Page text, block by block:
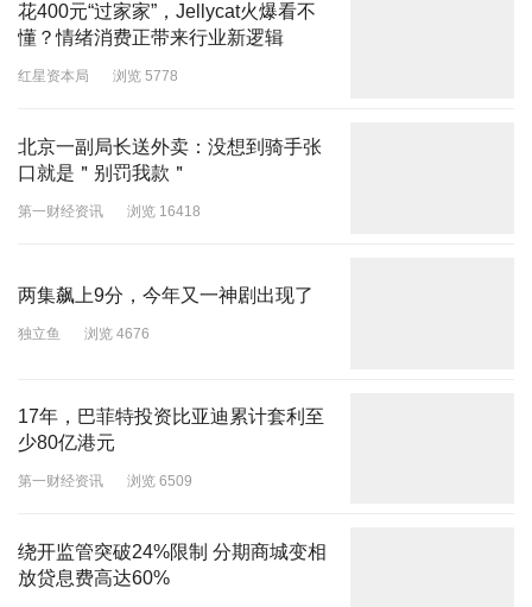
花400元“过家家”，Jellycat火爆看不
懂？情绪消费正带来行业新逻辑
红星资本局 浏览 5778
北京一副局长送外卖：没想到骑手张
口就是＂别罚我款＂
第一财经资讯 浏览 16418
两集飙上9分，今年又一神剧出现了
独立鱼 浏览 4676
17年，巴菲特投资比亚迪累计套利至
少80亿港元
第一财经资讯 浏览 6509
绕开监管突破24%限制 分期商城变相
放贷息费高达60%